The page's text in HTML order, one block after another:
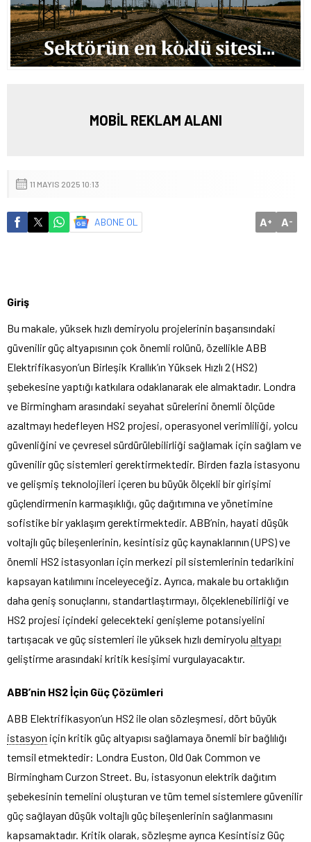
MOBİL REKLAM ALANI
11 MAYIS 2025 10:13
ABONE OL A+ A-
Giriş
Bu makale, yüksek hızlı demiryolu projelerinin başarısındaki
güvenilir güç altyapısının çok önemli rolünü, özellikle ABB
Elektrifikasyon’un Birleşik Krallık’ın Yüksek Hızlı 2 (HS2)
şebekesine yaptığı katkılara odaklanarak ele almaktadır. Londra
ve Birmingham arasındaki seyahat sürelerini önemli ölçüde
azaltmayı hedefleyen HS2 projesi, operasyonel verimliliği, yolcu
güvenliğini ve çevresel sürdürülebilirliği sağlamak için sağlam ve
güvenilir güç sistemleri gerektirmektedir. Birden fazla istasyonu
ve gelişmiş teknolojileri içeren bu büyük ölçekli bir girişimi
güçlendirmenin karmaşıklığı, güç dağıtımına ve yönetimine
sofistike bir yaklaşım gerektirmektedir. ABB’nin, hayati düşük
voltajlı güç bileşenlerinin, kesintisiz güç kaynaklarının (UPS) ve
önemli HS2 istasyonları için merkezi pil sistemlerinin tedarikini
kapsayan katılımını inceleyeceğiz. Ayrıca, makale bu ortaklığın
daha geniş sonuçlarını, standartlaştırmayı, ölçeklenebilirliği ve
HS2 projesi içindeki gelecekteki genişleme potansiyelini
tartışacak ve güç sistemleri ile yüksek hızlı demiryolu altyapı
geliştirme arasındaki kritik kesişimi vurgulayacaktır.
ABB’nin HS2 İçin Güç Çözümleri
ABB Elektrifikasyon’un HS2 ile olan sözleşmesi, dört büyük
istasyon için kritik güç altyapısı sağlamaya önemli bir bağlılığı
temsil etmektedir: Londra Euston, Old Oak Common ve
Birmingham Curzon Street. Bu, istasyonun elektrik dağıtım
şebekesinin temelini oluşturan ve tüm temel sistemlere güvenilir
güç sağlayan düşük voltajlı güç bileşenlerinin sağlanmasını
kapsamaktadır. Kritik olarak, sözleşme ayrıca Kesintisiz Güç